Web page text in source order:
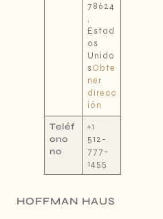
78624
,
Estad
os
Unido
sObte
ner
direcc
ión
Teléf
ono
no
+1
512-
777-
1455
HOFFMAN HAUS